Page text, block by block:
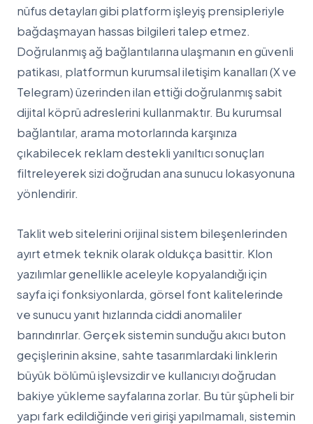
nüfus detayları gibi platform işleyiş prensipleriyle
bağdaşmayan hassas bilgileri talep etmez.
Doğrulanmış ağ bağlantılarına ulaşmanın en güvenli
patikası, platformun kurumsal iletişim kanalları (X ve
Telegram) üzerinden ilan ettiği doğrulanmış sabit
dijital köprü adreslerini kullanmaktır. Bu kurumsal
bağlantılar, arama motorlarında karşınıza
çıkabilecek reklam destekli yanıltıcı sonuçları
filtreleyerek sizi doğrudan ana sunucu lokasyonuna
yönlendirir.
Taklit web sitelerini orijinal sistem bileşenlerinden
ayırt etmek teknik olarak oldukça basittir. Klon
yazılımlar genellikle aceleyle kopyalandığı için
sayfa içi fonksiyonlarda, görsel font kalitelerinde
ve sunucu yanıt hızlarında ciddi anomaliler
barındırırlar. Gerçek sistemin sunduğu akıcı buton
geçişlerinin aksine, sahte tasarımlardaki linklerin
büyük bölümü işlevsizdir ve kullanıcıyı doğrudan
bakiye yükleme sayfalarına zorlar. Bu tür şüpheli bir
yapı fark edildiğinde veri girişi yapılmamalı, sistemin